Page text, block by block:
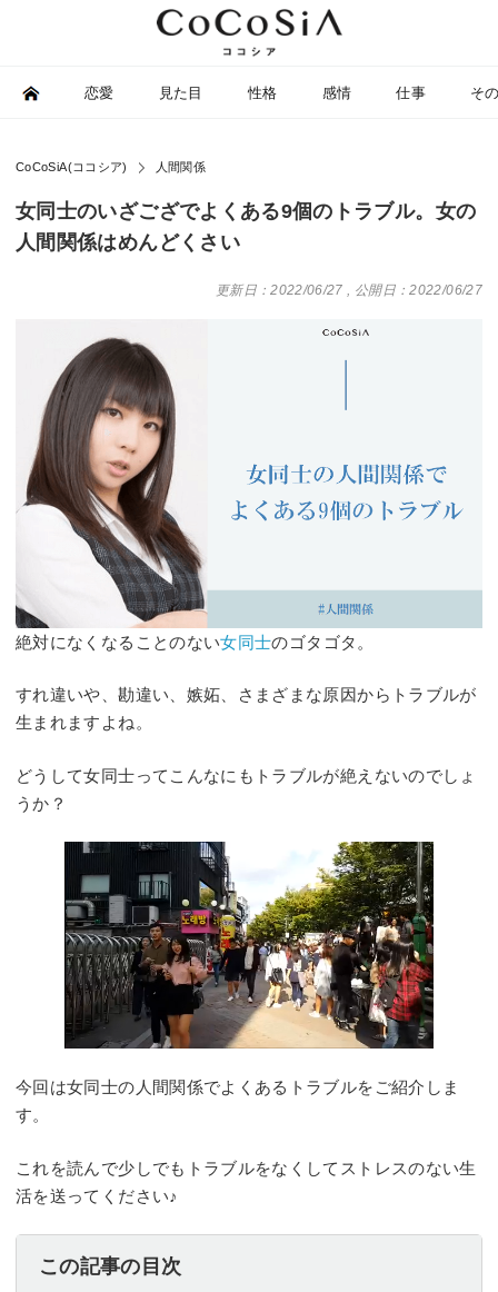
恋愛 見た目 性格 感情 仕事 そ
CoCoSiA(ココシア) 人間関係
女同士のいざござでよくある9個のトラブル。女の
人間関係はめんどくさい
更新日：2022/06/27 , 公開日：2022/06/27
絶対になくなることのない女同士のゴタゴタ。
すれ違いや、勘違い、嫉妬、さまざまな原因からトラブルが
生まれますよね。
どうして女同士ってこんなにもトラブルが絶えないのでしょ
うか？
今回は女同士の人間関係でよくあるトラブルをご紹介しま
す。
これを読んで少しでもトラブルをなくしてストレスのない生
活を送ってください♪
この記事の目次